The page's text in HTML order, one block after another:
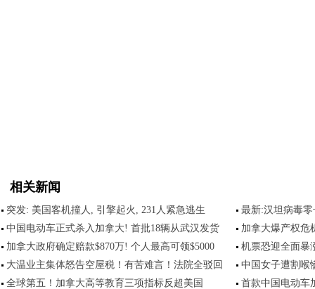
相关新闻
突发: 美国客机撞人, 引擎起火, 231人紧急逃生
最新:汉坦病毒
中国电动车正式杀入加拿大! 首批18辆从武汉发货
加拿大爆产权危
加拿大政府确定赔款$870万! 个人最高可领$5000
机票恐迎全面暴
大温业主集体怒告空屋税！有苦难言！法院全驳回
中国女子遭割喉
全球第五！加拿大高等教育三项指标反超美国
首款中国电动车